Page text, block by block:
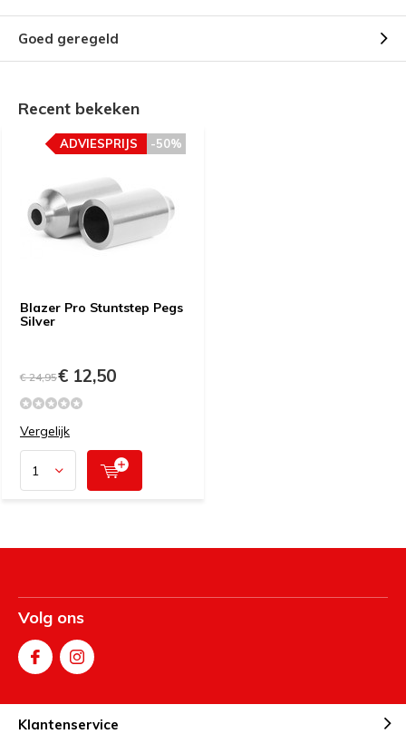
Goed geregeld
Recent bekeken
Blazer Pro Stuntstep Pegs
Silver
-50%
ADVIESPRIJS
€ 24,95€ 12,50
Vergelijk
Volg ons
Klantenservice